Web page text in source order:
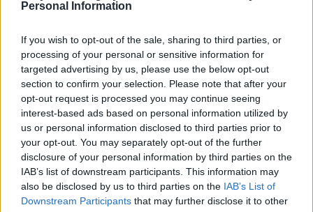
Personal Information
If you wish to opt-out of the sale, sharing to third parties, or
processing of your personal or sensitive information for
targeted advertising by us, please use the below opt-out
section to confirm your selection. Please note that after your
opt-out request is processed you may continue seeing
interest-based ads based on personal information utilized by
us or personal information disclosed to third parties prior to
your opt-out. You may separately opt-out of the further
disclosure of your personal information by third parties on the
IAB’s list of downstream participants. This information may
also be disclosed by us to third parties on the IAB’s List of
Downstream Participants that may further disclose it to other
Interni Gábor Pósfai, Vitézy ha detto che il Programma
e ricostruiti, è stato “praticamente l’unico” programma di
investimento governativo che non è mai stato tagliato o
sospeso. Nel frattempo, non c’erano mai abbastanza soldi per
l’assistenza all’infanzia, la sanità, i trasporti o le ferrovie, ha
aggiunto.
Gulyás accoglie con favore la decisione del governo di
completare la ricostruzione storica del ‘Distretto del Castello’.
Gergely Gulyás, capogruppo parlamentare di Fidesz ed ex
capo dell’Ufficio del Primo Ministro, ha accolto con favore la
decisione del nuovo governo “di completare la ricostruzione
storica del Distretto del Castello nell’ambito del Programma
Hauszmann”.